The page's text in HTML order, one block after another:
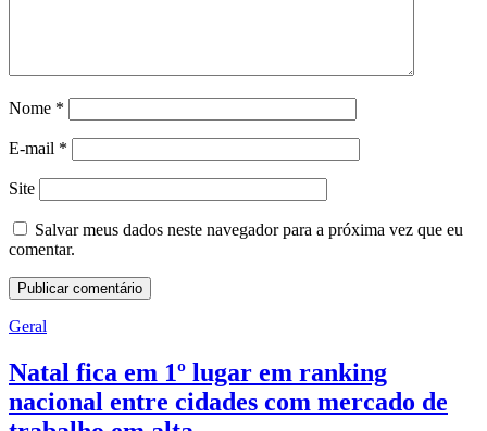
Nome *
E-mail *
Site
Salvar meus dados neste navegador para a próxima vez que eu
comentar.
Geral
Natal fica em 1º lugar em ranking
nacional entre cidades com mercado de